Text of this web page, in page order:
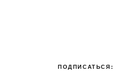
ПОДПИСАТЬСЯ: